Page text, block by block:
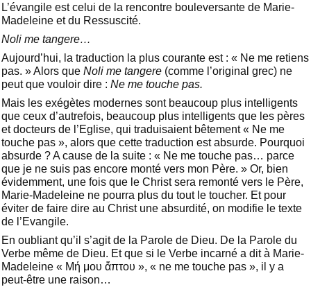
L’évangile est celui de la rencontre bouleversante de Marie-
Madeleine et du Ressuscité.
Noli me tangere…
Aujourd’hui, la traduction la plus courante est : « Ne me retiens
pas. » Alors que Noli me tangere (comme l’original grec) ne
peut que vouloir dire : Ne me touche pas.
Mais les exégètes modernes sont beaucoup plus intelligents
que ceux d’autrefois, beaucoup plus intelligents que les pères
et docteurs de l’Eglise, qui traduisaient bêtement « Ne me
touche pas », alors que cette traduction est absurde. Pourquoi
absurde ? A cause de la suite : « Ne me touche pas… parce
que je ne suis pas encore monté vers mon Père. » Or, bien
évidemment, une fois que le Christ sera remonté vers le Père,
Marie-Madeleine ne pourra plus du tout le toucher. Et pour
éviter de faire dire au Christ une absurdité, on modifie le texte
de l’Evangile.
En oubliant qu’il s’agit de la Parole de Dieu. De la Parole du
Verbe même de Dieu. Et que si le Verbe incarné a dit à Marie-
Madeleine « Μή μου ἅπτου », « ne me touche pas », il y a
peut-être une raison…